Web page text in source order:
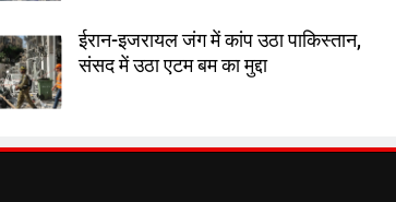
ईरान-इजरायल जंग में कांप उठा पाकिस्तान,
संसद में उठा एटम बम का मुद्दा